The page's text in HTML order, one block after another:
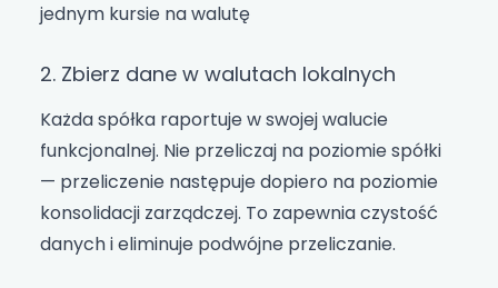
jednym kursie na walutę
2. Zbierz dane w walutach lokalnych
Każda spółka raportuje w swojej walucie
funkcjonalnej. Nie przeliczaj na poziomie spółki
— przeliczenie następuje dopiero na poziomie
konsolidacji zarządczej. To zapewnia czystość
danych i eliminuje podwójne przeliczanie.